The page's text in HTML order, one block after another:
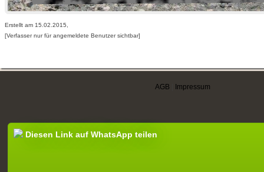
Erstellt am 15.02.2015,
[Verfasser nur für angemeldete Benutzer sichtbar]
AGB Impressum
Diesen Link auf WhatsApp teilen